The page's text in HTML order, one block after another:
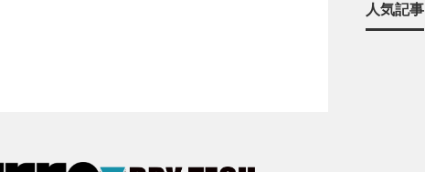
人気記事